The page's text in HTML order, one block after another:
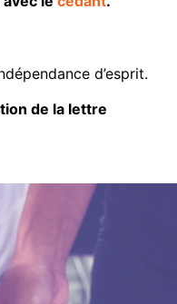
d’esprit.
de la lettre